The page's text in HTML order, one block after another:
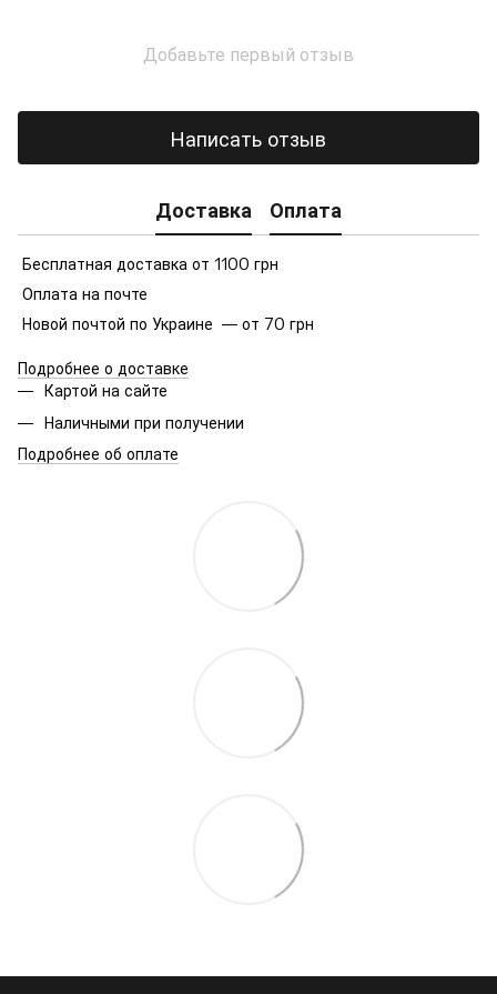
Добавьте первый отзыв
Написать отзыв
Доставка Оплата
Бесплатная доставка от 1100 грн
Оплата на почте
Новой почтой по Украине — от 70 грн
Подробнее о доставке
Картой на сайте
Наличными при получении
Подробнее об оплате